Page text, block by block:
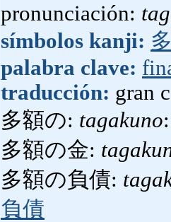
pronunciación:
símbolos kanji:
palabra clave:
traducción: gran
多額の: tagakuno
多額の金:
多額の負債:
負債